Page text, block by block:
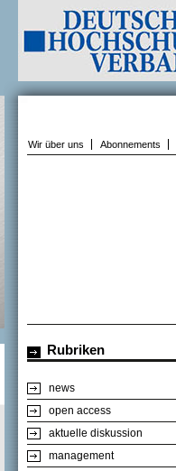
Wir über uns Abonnements
Rubriken
news
open access
aktuelle diskussion
management